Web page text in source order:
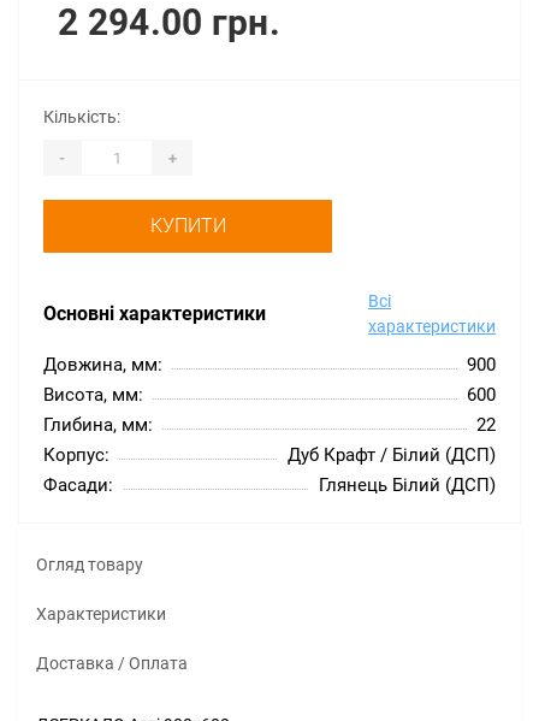
2 294.00 грн.
Основні характеристики
Всі
характеристики
Довжина, мм:
900
Висота, мм:
600
Глибина, мм:
22
Корпус:
Дуб Крафт / Білий (ДСП)
Фасади:
Глянець Білий (ДСП)
Кількість:
- +
КУПИТИ
Огляд товару
Характеристики
Доставка / Оплата